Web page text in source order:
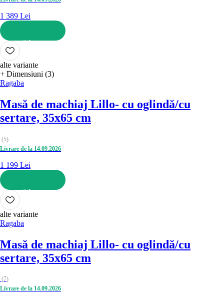
1 389 Lei
ADAUGĂ ÎN COȘ
alte variante
+ Dimensiuni (3)
Ragaba
Masă de machiaj Lillo- cu oglindă/cu
sertare, 35x65 cm
(5)
Livrare de la 14.09.2026
1 199 Lei
ADAUGĂ ÎN COȘ
alte variante
Ragaba
Masă de machiaj Lillo- cu oglindă/cu
sertare, 35x65 cm
(7)
Livrare de la 14.09.2026